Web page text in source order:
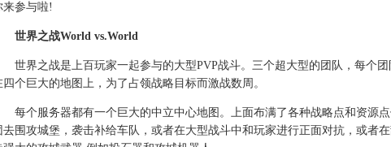
来参与啦!
界之战World vs.World
界之战是上百玩家一起参与的大型PVP战斗。三个超大型的团队，每个团
四个巨大的地图上，为了占领战略目标而激战数周。
个服务器都有一个巨大的中立中心地图。上面布满了各种战略点和资源点
去围攻城堡，袭击补给车队，或者在大型战斗中和玩家进行正面对抗，或者